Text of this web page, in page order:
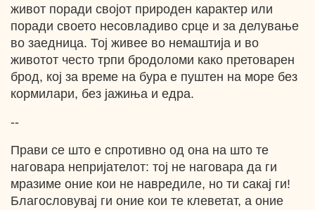
живот поради својот природен карактер или
поради своето несовладиво срце и за делување
во заедница. Тој живее во немаштија и во
животот често трпи бродоломи како претоварен
брод, кој за време на бура е пуштен на море без
кормилари, без јажиња и едра.
--
Прави се што е спротивно од она на што те
наговара непријателот: тој не наговара да ги
мразиме оние кои не навредиле, но ти сакај ги!
Благословувај ги оние кои те клеветат, а оние